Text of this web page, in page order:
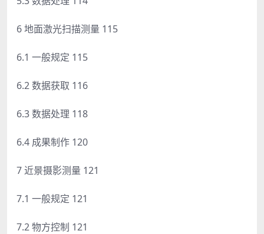
6 地面激光扫描测量 115
6.1 一般规定 115
6.2 数据获取 116
6.3 数据处理 118
6.4 成果制作 120
7 近景摄影测量 121
7.1 一般规定 121
7.2 物方控制 121